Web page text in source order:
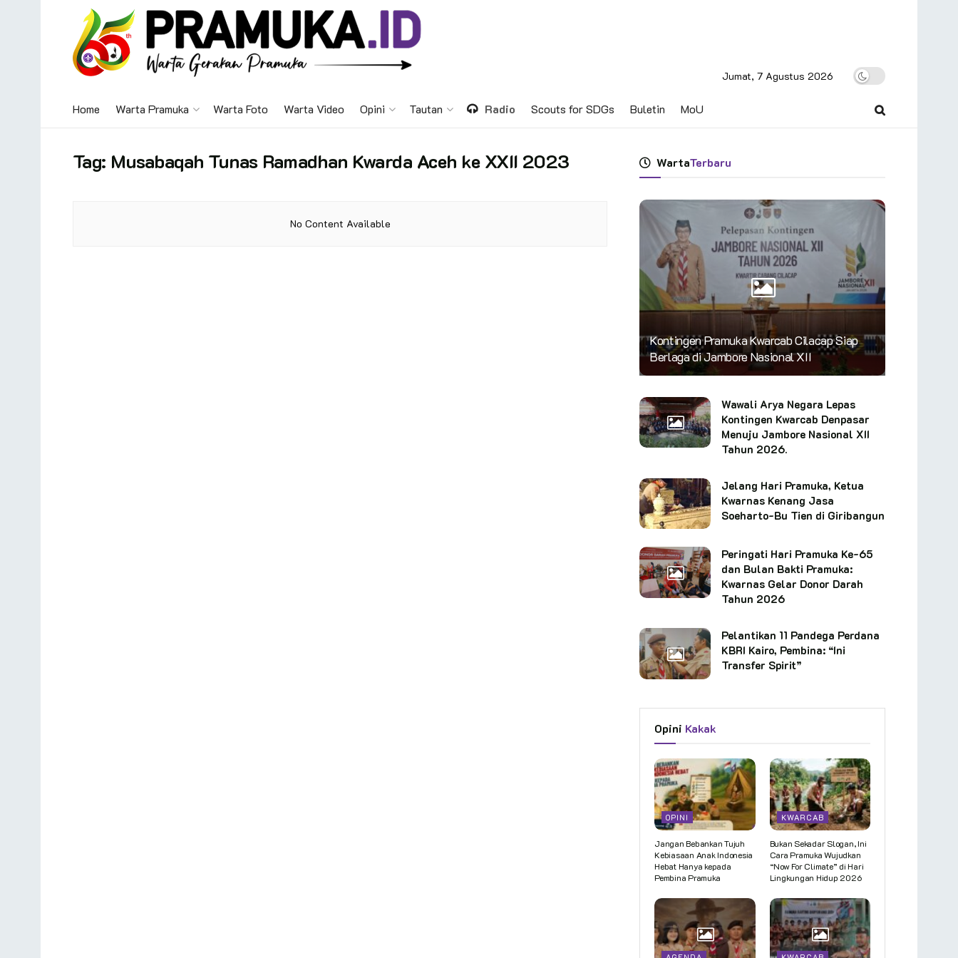
Jumat, 7 Agustus 2026
Home Warta Pramuka Warta Foto Warta Video Opini Tautan Radio Scouts for SDGs Buletin MoU
Tag: Musabaqah Tunas Ramadhan Kwarda Aceh ke XXII 2023
No Content Available
WartaTerbaru
Kontingen Pramuka Kwarcab Cilacap Siap
Berlaga di Jambore Nasional XII
Wawali Arya Negara Lepas
Kontingen Kwarcab Denpasar
Menuju Jambore Nasional XII
Tahun 2026.
Jelang Hari Pramuka, Ketua
Kwarnas Kenang Jasa
Soeharto-Bu Tien di Giribangun
Peringati Hari Pramuka Ke-65
dan Bulan Bakti Pramuka:
Kwarnas Gelar Donor Darah
Tahun 2026
Pelantikan 11 Pandega Perdana
KBRI Kairo, Pembina: “Ini
Transfer Spirit”
Opini Kakak
OPINI
Jangan Bebankan Tujuh
Kebiasaan Anak Indonesia
Hebat Hanya kepada
Pembina Pramuka
KWARCAB
Bukan Sekadar Slogan, Ini
Cara Pramuka Wujudkan
“Now For Climate” di Hari
Lingkungan Hidup 2026